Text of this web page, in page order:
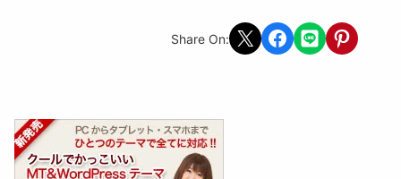
Share On: Share on X Share on Facebook
Share on LINEShare on